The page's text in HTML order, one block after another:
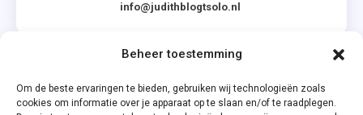
Beheer toestemming
Om de beste ervaringen te bieden, gebruiken wij technologieën zoals
cookies om informatie over je apparaat op te slaan en/of te raadplegen.
info@judithblogtsolo.nl